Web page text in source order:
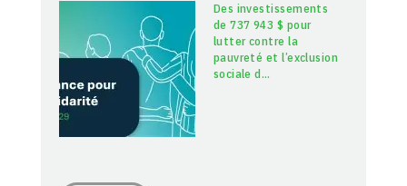
Des investissements
de 737 943 $ pour
lutter contre la
pauvreté et l’exclusion
sociale d…